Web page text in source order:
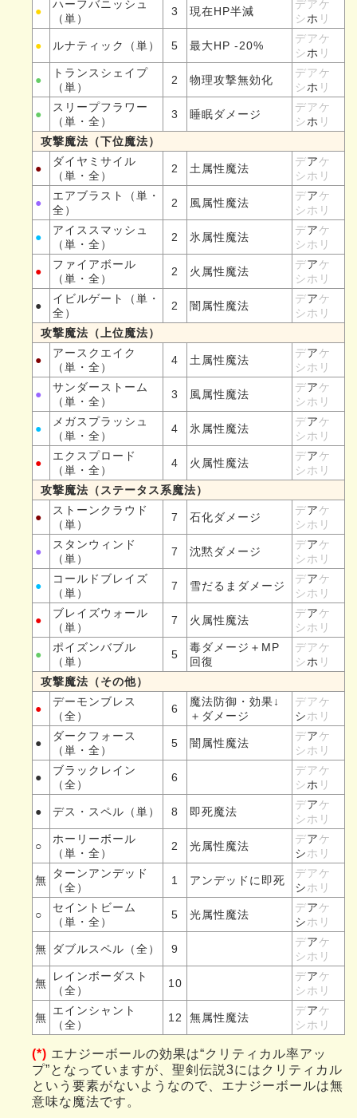
●
ハーフバニッシュ
（単）
3 現在HP半減
デアケ
シホ リ
● ルナティック（単） 5 最大HP -20%
デアケ
シホ リ
●
トランスシェイプ
（単）
2 物理攻撃無効化
デアケ
シホ リ
●
スリープフラワー
（単・全）
3 睡眠ダメージ
デアケ
シホ リ
攻撃魔法（下位魔法）
●
ダイヤミサイル
（単・全）
2 土属性魔法
デアケ
シホリ
●
エアブラスト（単・
全）
2 風属性魔法
デアケ
シホリ
●
アイススマッシュ
（単・全）
2 氷属性魔法
デアケ
シホリ
●
ファイアボール
（単・全）
2 火属性魔法
デアケ
シホリ
●
イビルゲート（単・
全）
2 闇属性魔法
デアケ
シホリ
攻撃魔法（上位魔法）
●
アースクエイク
（単・全）
4 土属性魔法
デアケ
シホリ
●
サンダーストーム
（単・全）
3 風属性魔法
デアケ
シホリ
●
メガスプラッシュ
（単・全）
4 氷属性魔法
デアケ
シホリ
●
エクスプロード
（単・全）
4 火属性魔法
デアケ
シホリ
攻撃魔法（ステータス系魔法）
●
ストーンクラウド
（単）
7 石化ダメージ
デアケ
シホリ
●
スタンウィンド
（単）
7 沈黙ダメージ
デアケ
シホリ
●
コールドブレイズ
（単）
7 雪だるまダメージ
デアケ
シホリ
●
ブレイズウォール
（単）
7 火属性魔法
デアケ
シホリ
●
ポイズンバブル
（単）
5
毒ダメージ＋MP
回復
デアケ
シホ リ
攻撃魔法（その他）
●
デーモンブレス
（全）
6
魔法防御・効果↓
＋ダメージ
デアケ
シホリ
●
ダークフォース
（単・全）
5 闇属性魔法
デアケ
シホリ
●
ブラックレイン
（全）
6
デアケ
シホ リ
● デス・スペル（単） 8 即死魔法
デアケ
シホリ
○
ホーリーボール
（単・全）
2 光属性魔法
デアケ
シホリ
無
ターンアンデッド
（全）
1 アンデッドに即死
デアケ
シホリ
○
セイントビーム
（単・全）
5 光属性魔法
デアケ
シホリ
無 ダブルスペル（全） 9
デアケ
シホリ
無
レインボーダスト
（全）
10
デアケ
シホリ
無
エインシャント
（全）
12 無属性魔法
デアケ
シホリ
(*) エナジーボールの効果は“クリティカル率アッ
プ”となっていますが、聖剣伝説3にはクリティカル
という要素がないようなので、エナジーボールは無
意味な魔法です。